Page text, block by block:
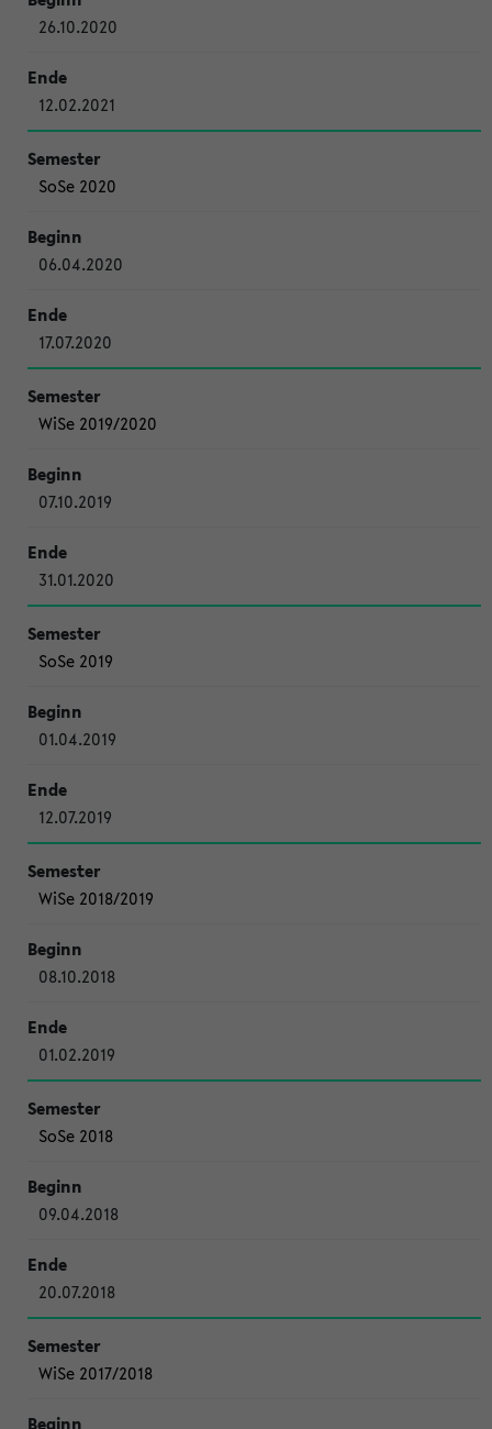
26.10.2020
12.02.2021
SoSe 2020
06.04.2020
17.07.2020
WiSe 2019/2020
07.10.2019
31.01.2020
SoSe 2019
01.04.2019
12.07.2019
WiSe 2018/2019
08.10.2018
01.02.2019
SoSe 2018
09.04.2018
20.07.2018
WiSe 2017/2018